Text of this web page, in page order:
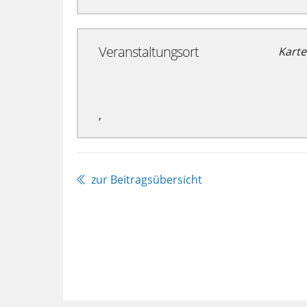
Veranstaltungsort
,
zur Beitragsübersicht